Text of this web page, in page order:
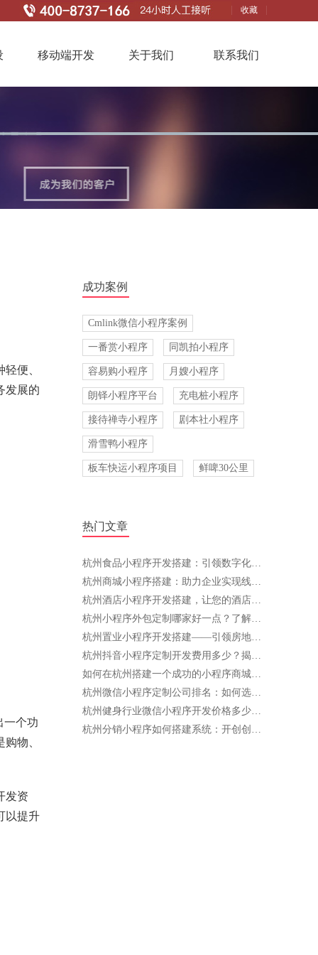
收藏
移动端开发 关于我们 联系我们
成功案例
Cmlink微信小程序案例
一番赏小程序 同凯拍小程序
容易购小程序 月嫂小程序
朗铎小程序平台 充电桩小程序
接待禅寺小程序 剧本社小程序
滑雪鸭小程序
板车快运小程序项目 鲜啤30公里
热门文章
杭州食品小程序开发搭建：引领数字化创新，助力餐饮行业腾飞
杭州商城小程序搭建：助力企业实现线上转型与智能化发展
杭州酒店小程序开发搭建，让您的酒店管理更高效
杭州小程序外包定制哪家好一点？了解这些，选择不再难！
杭州置业小程序开发搭建——引领房地产行业的新趋势
杭州抖音小程序定制开发费用多少？揭开价格背后的秘密！
如何在杭州搭建一个成功的小程序商城店铺？
杭州微信小程序定制公司排名：如何选择最适合你的合作伙伴
杭州健身行业微信小程序开发价格多少钱一年
杭州分销小程序如何搭建系统：开创创业新机遇
便、
发展的
一个功
物、
发资
以提升